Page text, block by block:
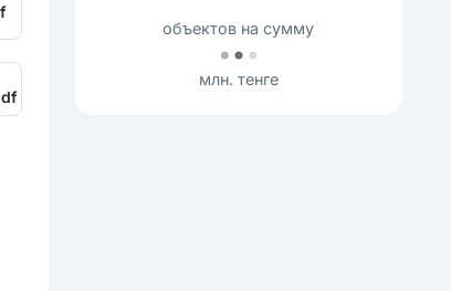
объектов на сумму
млн. тенге